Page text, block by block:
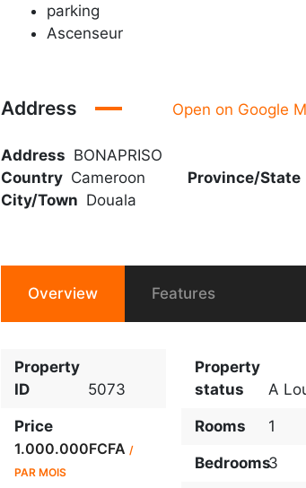
parking
Ascenseur
Address
Address BONAPRISO
Country Cameroon Province/State
City/Town Douala
Open on Google
Overview Features
Property
ID
5073
Price
1.000.000FCFA /
PAR MOIS
Property
status
A
Rooms 1
Bedrooms3